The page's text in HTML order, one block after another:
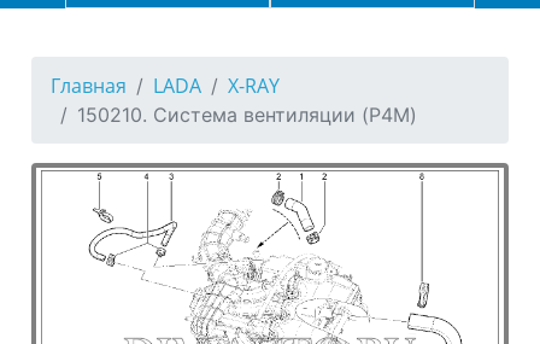
Главная LADA X-RAY
150210. Система вентиляции (P4M)